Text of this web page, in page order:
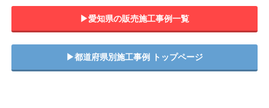
▶︎愛知県の販売施工事例一覧
▶︎都道府県別施工事例 トップページ